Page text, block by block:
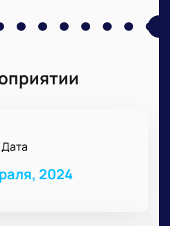
Дата
2024